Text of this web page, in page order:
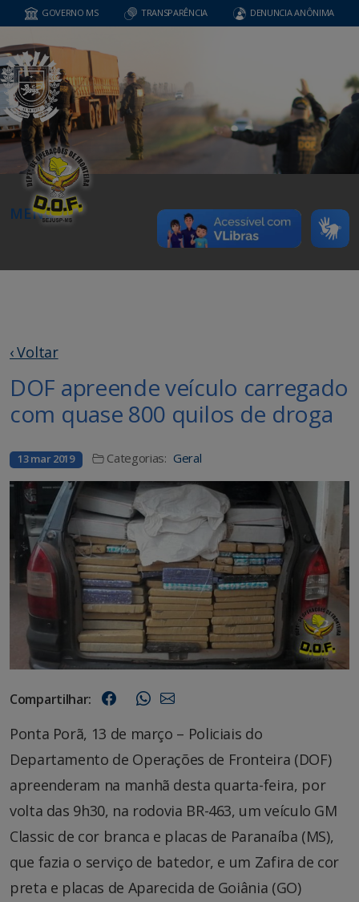
GOVERNO MS TRANSPARÊNCIA DENUNCIA ANÔNIMA
MENU
‹ Voltar
DOF apreende veículo carregado
com quase 800 quilos de droga
13 mar 2019 Categorias: Geral
Compartilhar:
Ponta Porã, 13 de março – Policiais do
Departamento de Operações de Fronteira (DOF)
apreenderam na manhã desta quarta-feira, por
volta das 9h30, na rodovia BR-463, um veículo GM
Classic de cor branca e placas de Paranaíba (MS),
que fazia o serviço de batedor, e um Zafira de cor
preta e placas de Aparecida de Goiânia (GO)